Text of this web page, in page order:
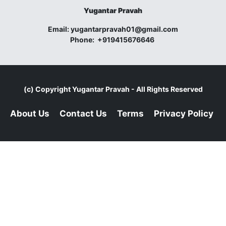
Yugantar Pravah
Email:yugantarpravah01@gmail.com
Phone: +919415676646
(c) CopyrightYugantar Pravah - All Rights Reserved
About Us Contact Us Terms Privacy Policy